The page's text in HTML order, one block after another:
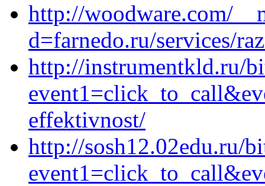
http://woodware.com/
d=farnedo.ru/services/
http://instrumentkld.ru/
effektivnost/
http://sosh12.02edu.ru/